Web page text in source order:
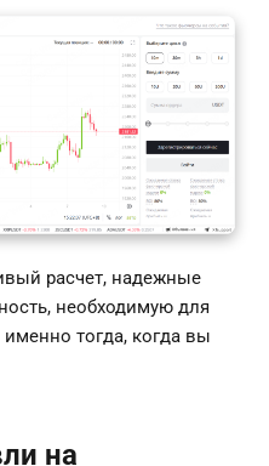
расчет, надежные
необходимую для
тогда, когда вы
на